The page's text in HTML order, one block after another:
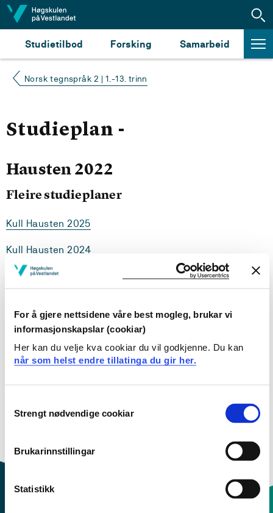
For å gjere nettsidene våre best mogleg, brukar vi
informasjonskapslar (cookiar)
Her kan du velje kva cookiar du vil godkjenne. Du kan
når som helst endre tillatinga du gir her.
Selection
Strengt nødvendige cookiar
Brukarinnstillingar
Statistikk
Hopp til innhald
Studietilbod Forsking Samarbeid
Norsk tegnspråk 2 | 1.-13. trinn
Studieplan -
Hausten 2022
Fleire studieplaner
Kull Hausten 2025
Kull Hausten 2024
Kull Hausten 2023
Kull Hausten 2021
Kull Hausten 2020
Kull Hausten 2018